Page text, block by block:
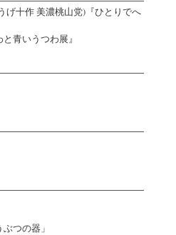
げ十作 美濃桃山党)『ひとりでへ
青いうつわ展』
つの器」